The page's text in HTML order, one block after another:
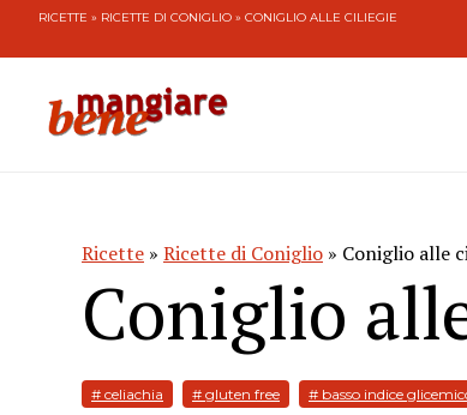
RICETTE » RICETTE DI CONIGLIO » CONIGLIO ALLE CILIEGIE
Ricette » Ricette di Coniglio » Coniglio alle
Coniglio
# celiachia # gluten free # basso indice